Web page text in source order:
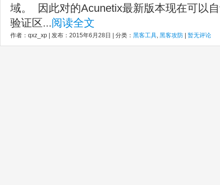
域。 因此对的Acunetix最新版本现在可以
验证区...阅读全文
作者：qxz_xp | 发布：2015年6月28日 | 分类： 黑客工具, 黑客攻防 暂无评论